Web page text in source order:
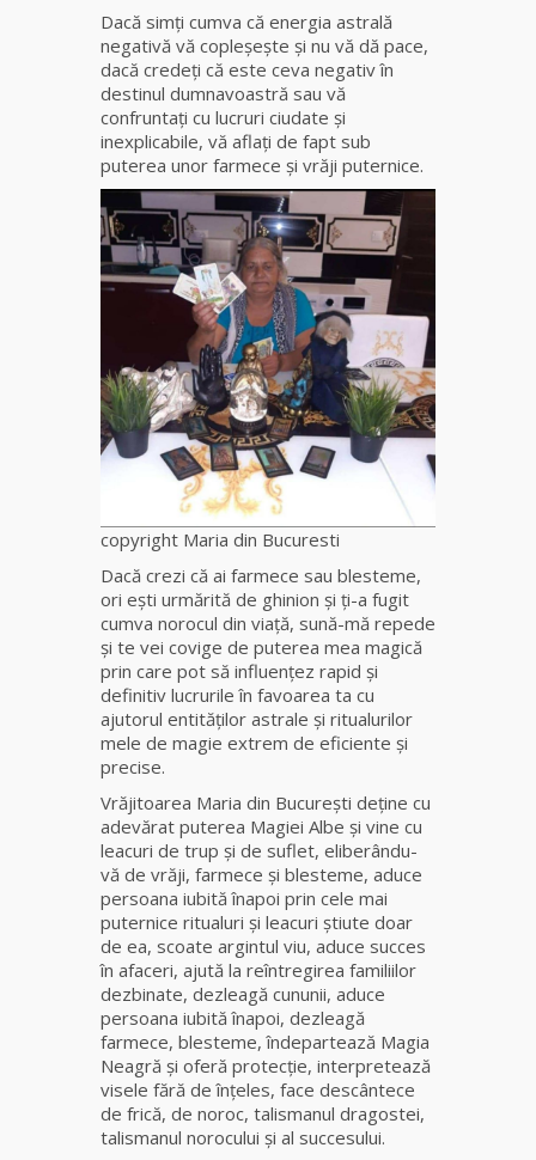
Omida
vindecătoare
de farmece și
Somerda
Cea mai
puternică
vrăjitoare
de magie
albă și
neagră
Clarvăzătoarea
maestra
Tămăduitoarea
Elena
Minodora
a revenit
Dacă simţi cumva că energia astrală
negativă vă copleșește și nu vă dă pace,
dacă credeţi că este ceva negativ în
destinul dumnavoastră sau vă
confruntaţi cu lucruri ciudate și
inexplicabile, vă aflați de fapt sub
puterea unor farmece și vrăji puternice.
copyright Maria din Bucuresti
Dacă crezi că ai farmece sau blesteme,
ori eşti urmărită de ghinion şi ţi-a fugit
cumva norocul din viaţă, sună-mă repede
şi te vei covige de puterea mea magică
prin care pot să influențez rapid și
definitiv lucrurile în favoarea ta cu
ajutorul entităților astrale și ritualurilor
mele de magie extrem de eficiente și
precise.
Vrăjitoarea Maria din București deţine cu
adevărat puterea Magiei Albe şi vine cu
leacuri de trup şi de suflet, eliberându-
vă de vrăji, farmece şi blesteme, aduce
persoana iubită înapoi prin cele mai
puternice ritualuri şi leacuri ştiute doar
de ea, scoate argintul viu, aduce succes
în afaceri, ajută la reîntregirea familiilor
dezbinate, dezleagă cununii, aduce
persoana iubită înapoi, dezleagă
farmece, blesteme, îndepartează Magia
Neagră şi oferă protecţie, interpretează
visele fără de înţeles, face descântece
de frică, de noroc, talismanul dragostei,
talismanul norocului şi al succesului.